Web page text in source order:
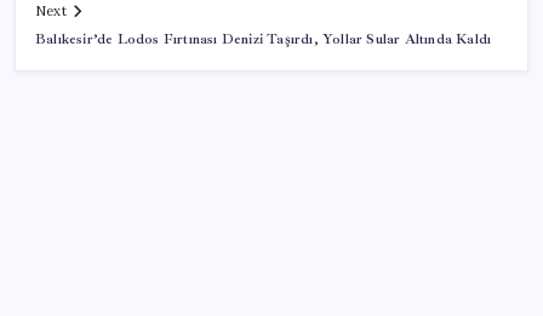
Next
Balıkesir’de Lodos Fırtınası Denizi Taşırdı, Yollar Sular Altında Kaldı